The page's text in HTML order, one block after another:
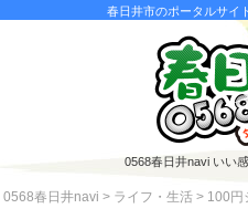
春日井市のポータルサイ
0568春日井naviいい
0568春日井navi > ライフ・生活 > 100円